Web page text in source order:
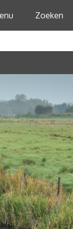
Zoeken